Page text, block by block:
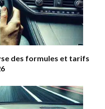
des formules et tarifs